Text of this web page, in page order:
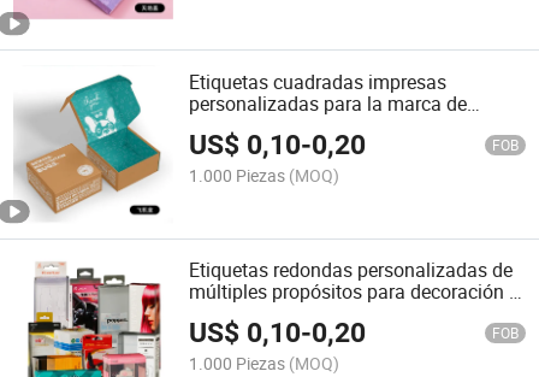
Etiquetas cuadradas impresas
personalizadas para la marca de
negocios y productos
US$ 0,10-0,20 FOB
1.000 Piezas (MOQ)
Etiquetas redondas personalizadas de
múltiples propósitos para decoración y
marca
US$ 0,10-0,20 FOB
1.000 Piezas (MOQ)